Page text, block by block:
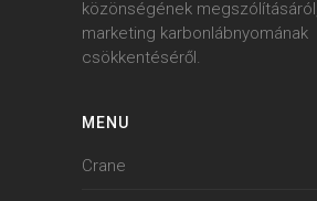
közönségének
marketing karbonlábnyomának
csökkentéséről.
MENU
Crane